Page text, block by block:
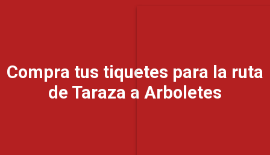
Compra tus tiquetes para la ruta
de Taraza a Arboletes